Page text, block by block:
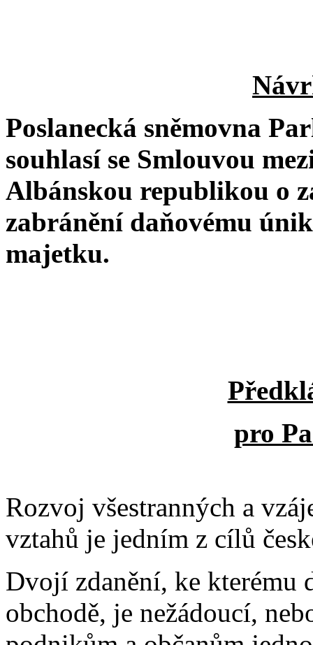
Poslanecká sněmovna
souhlasí se Smlouvou
Albánskou republikou o
zabránění daňovému
majetku.
pro
Rozvoj všestranných a
vztahů je jedním z cílů
Dvojí zdanění, ke kterému
obchodě, je nežádoucí,